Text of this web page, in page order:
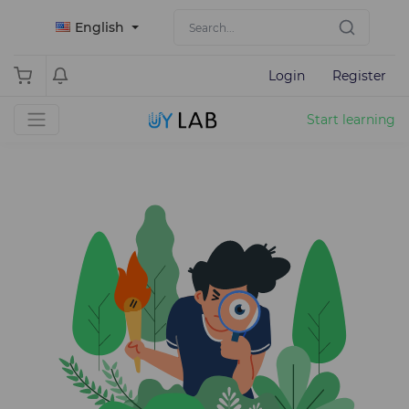
English
Login Register
Start learning